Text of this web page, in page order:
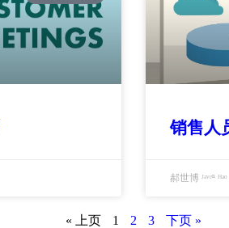
销售人
郝世博 ᴶᵃᵛᵉⁿ ᴴᵃᵒ
« 上页 1 2 3 下页 »